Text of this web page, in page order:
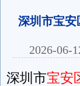
深圳市宝安
2026-06-
深圳市宝安